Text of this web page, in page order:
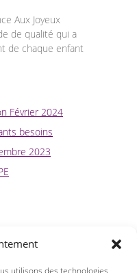
utilisons des technologies
Aux Joyeux
de qualité qui a
de chaque enfant
Février 2024
besoins
2023